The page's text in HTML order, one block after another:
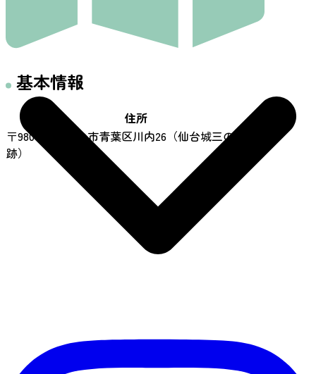
基本情報
住所
〒980-0862 仙台市青葉区川内26（仙台城三の丸
跡）